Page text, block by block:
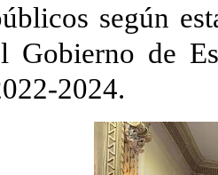
según
Gobierno de
2024.